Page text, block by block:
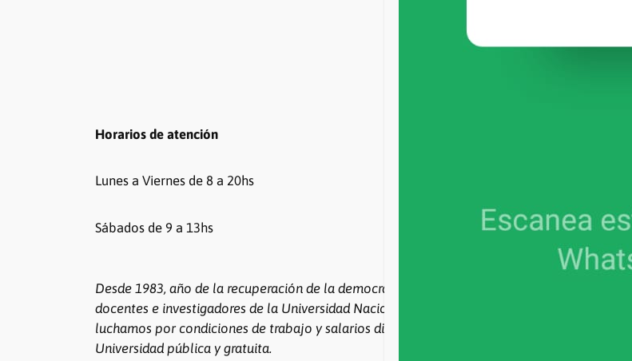
Horarios de atención
Lunes a Viernes de 8 a 20hs
Sábados de 9 a 13hs
Desde 1983, año de la recuperación de la democracia, COAD es el gremio de todxs lxs
docentes e investigadores de la Universidad Nacional de Rosario. Con democracia sindical,
luchamos por condiciones de trabajo y salarios dignos y siempre bregamos por la
Universidad pública y gratuita.